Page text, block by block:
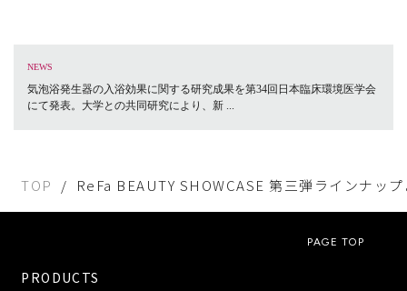
NEWS
気泡浴発生器の入浴効果に関する研究成果を第34回日本臨床環境医学会
にて発表。大学との共同研究により、新 ...
TOP ReFa BEAUTY SHOWCASE 第三弾ラインナッ
PAGE TOP
PRODUCTS